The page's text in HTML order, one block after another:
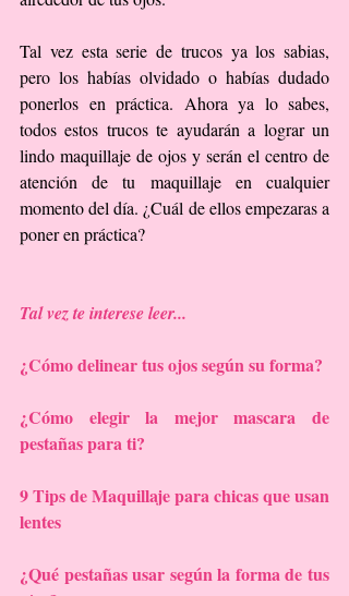
Tal vez esta serie de trucos ya los sabias,
pero los habías olvidado o habías dudado
ponerlos en práctica. Ahora ya lo sabes,
todos estos trucos te ayudarán a lograr un
lindo maquillaje de ojos y serán el centro de
atención de tu maquillaje en cualquier
momento del día. ¿Cuál de ellos empezaras a
poner en práctica?
Tal vez te interese leer...
¿Cómo delinear tus ojos según su forma?
¿Cómo elegir la mejor mascara de
pestañas para ti?
9 Tips de Maquillaje para chicas que usan
lentes
¿Qué pestañas usar según la forma de tus